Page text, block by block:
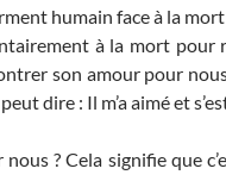
humain face à la
à la mort
son amour pour
dire : Il m’a aimé et
? Cela signifie que